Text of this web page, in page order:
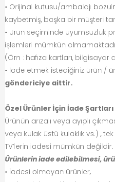
• Orijinal kutusu/ambalajı
kaybetmiş, başka bir müşteri
• Ürün seçiminde uyumsuzluk
işlemleri mümkün
(Örn : hafıza kartları, bilgisayar
• İade etmek istediğiniz ürün /
göndericiye aittir.
Özel Ürünler İçin İade Şartları
Ürünün arızalı veya ayıplı
veya kulak üstü kulaklık vs.) ,
TV’lerin iadesi mümkün değildir.
Ürünlerin iade edilebilmesi,
• İadesi olmayan ürünler,